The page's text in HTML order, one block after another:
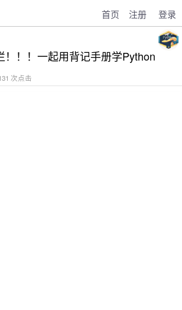
首页 注册 登录
！！！一起用背记手册学Python
次点击